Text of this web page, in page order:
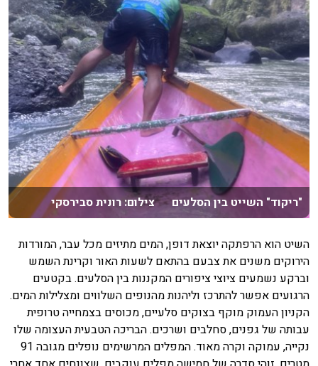
"ריקוד" השייט בין הסלעים צילום: רונית סבירסקי
השיט הוא הרפתקה יוצאת דופן, המים מתיזים מכל עבר, המורדות
הירוקים משנים את צבעם בהתאם לשעות האור וקרינת השמש
וברקע נשמעים ציוצי ציפורים המקננות בין הסלעים. בקטעים
הרגועים אפשר להתרכז וליהנות מהנופים השלווים ומצלילות המים.
הקניון העמוק מוקף בצוקים סלעיים, מכוסים בצמחייה טרופית
עבותה של גפנים, סחלבים ושרכים. הבריכה הטבעית העצומה שלו
נקייה, עמוקה וקרה מאוד. המפלים המרשימים נופלים מגובה 91